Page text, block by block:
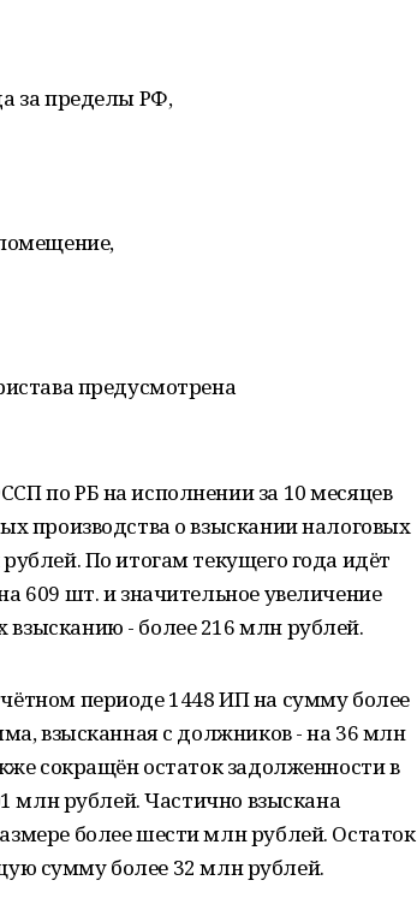
за пределы РФ,
предусмотрена
по РБ на исполнении за 10 месяцев
производства о взыскании налоговых
По итогам текущего года идёт
609 шт. и значительное увеличение
- более 216 млн рублей.
периоде 1448 ИП на сумму более
взысканная с должников - на 36 млн
сокращён остаток задолженности в
млн рублей. Частично взыскана
более шести млн рублей. Остаток
сумму более 32 млн рублей.